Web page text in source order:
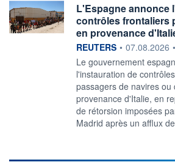
L'Espagne annonce
contrôles frontaliers
en provenance
information fournie par
REUTERS • 07.08.2026 •
‌Le gouvernement
l'instauration de
passagers ​de navires ou
provenance d'Italie, en
de ‌rétorsion imposées
​Madrid ‌après un afflux